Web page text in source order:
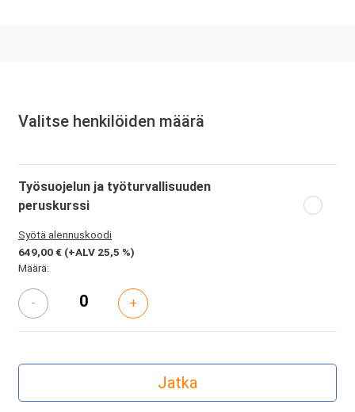
Valitse henkilöiden määrä
Työsuojelun ja työturvallisuuden
peruskurssi
Syötä alennuskoodi
649,00 € (+ALV 25,5 %)
Määrä:
- +